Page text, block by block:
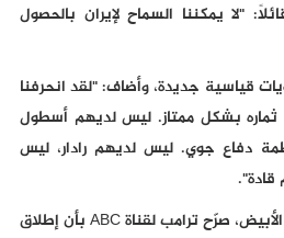
"لا يمكننا السماح لإيران بالحصول
قياسية جديدة، وأضاف: "لقد انحرفنا
ثماره بشكل ممتاز. ليس لديهم أسطول
دفاع جوي. ليس لديهم رادار، ليس
وقبل هذا التصريح في البيت الأبيض، صرّح ترامب لقناة ABC بأن إطلاق